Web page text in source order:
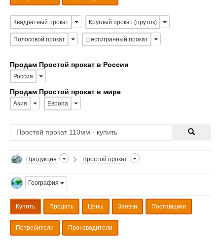
Квадратный прокат Круглый прокат (пруток)
Полосовой прокат Шестигранный прокат
Продам Простой прокат в России
Россия
Продам Простой прокат в мире
Азия Европа
Продукция Простой прокат
География
Купить Продать Цены Заявки Поставщики
Потребители Производители